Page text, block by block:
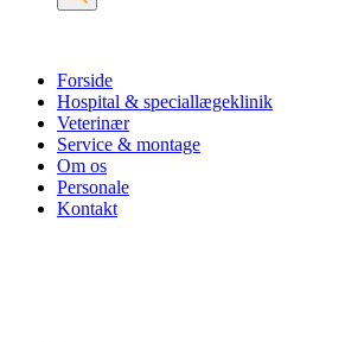
Forside
Hospital & speciallægeklinik
Veterinær
Service & montage
Om os
Personale
Kontakt